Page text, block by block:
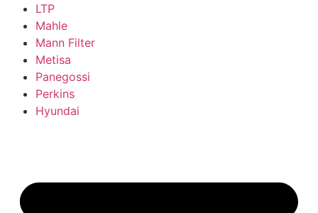
LTP
Mahle
Mann Filter
Metisa
Panegossi
Perkins
Hyundai